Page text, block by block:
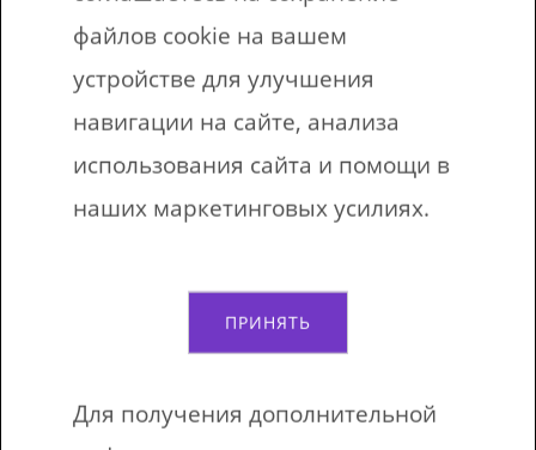
канцелярском магазине.
Свет от прожектора также достаточно
силен, чтобы пробить обычные
обычные листы формата А4 с
Нарисовать или распечатать героев
сказки. Водостойкими фломастерами
нарисуйте персонажей и обстановку,
файлов cookie на вашем
устройстве для улучшения
навигации на сайте, анализа
использования сайта и помощи в
наших маркетинговых усилиях.
ПРИНЯТЬ
Для получения дополнительной